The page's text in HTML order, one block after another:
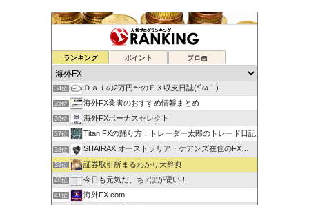
ランキング ポイント ブロ画
32位 ゆるゆる兼業投資家Vtuber編
33位
34位 Ｄａｉの2万円〜のＦＸ収支日誌(*´ω｀)
35位 海外FX業者のおすすめ情報まとめ
36位 海外FXボーナスセレクト
37位 Titan FXの踊り方：トレーダー太郎のトレード日記
38位 SHAIRAX オーストラリア・ケアンズ在住のFXトレーダー
39位 証券取引所まるわかり大辞典
40位 今日も元気だ、ち♂ぽが硬い！
41位 海外FX.com